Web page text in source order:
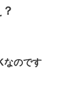
なのです